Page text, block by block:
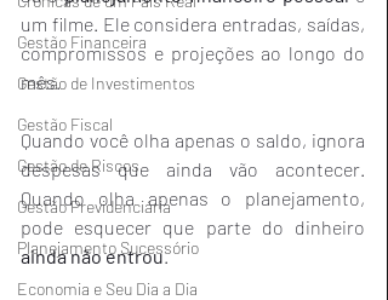
Gestão Financeira
Gestão de Investimentos
Gestão Fiscal
Gestão de Riscos
Gestão Previdenciária
Planejamento Sucessório
Economia e Seu Dia a Dia
um filme. Ele considera entradas, saídas,
compromissos e projeções ao longo do
mês.
Quando você olha apenas o saldo, ignora
despesas que ainda vão acontecer.
Quando olha apenas o planejamento,
ainda não entrou.